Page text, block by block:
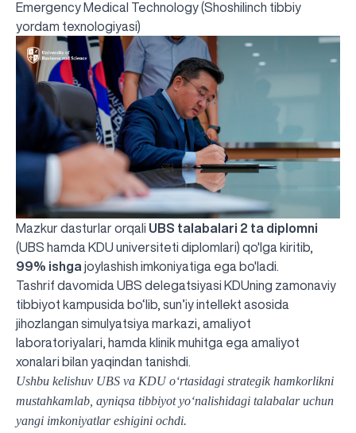
Emergency Medical Technology (Shoshilinch tibbiy
yordam texnologiyasi)
Mazkur dasturlar orqali UBS talabalari 2 ta diplomni
(UBS hamda KDU universiteti diplomlari) qo'lga kiritib,
99% ishga joylashish imkoniyatiga ega bo'ladi.
Tashrif davomida UBS delegatsiyasi KDUning zamonaviy
tibbiyot kampusida bo‘lib, sun’iy intellekt asosida
jihozlangan simulyatsiya markazi, amaliyot
laboratoriyalari, hamda klinik muhitga ega amaliyot
xonalari bilan yaqindan tanishdi.
Ushbu kelishuv UBS va KDU o‘rtasidagi strategik hamkorlikni
mustahkamlab, ayniqsa tibbiyot yo‘nalishidagi talabalar uchun
yangi imkoniyatlar eshigini ochdi.
UBS professori "Yangi O‘zbekiston yosh olimlari"
qatoridan joy oldi!
Sevimli "UBS xabarnomasi" gazetamizning yangi soni
nashrdan chiqdi!
UBS faoliyati tahlili va istiqboldagi rejalar
UBS oʻqituvchilari Qirgʻizistonda malaka oshirdi
G‘alaba sari olg‘a, O‘zbekiston!
TAYINLOV
UBS OAVda
UBS va bitiruvchi talabalar viloyat hokimligi tomonidan
taqdirlandi
Til oʻrganishda Ovropacha aytganda "level up" qilishni
xohlaysizmi?
Inson kapitaliga yo‘naltirilgan investitsiya — Yangi
O‘zbekiston taraqqiyotining eng muhim tayanchi